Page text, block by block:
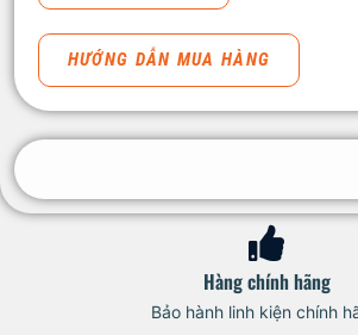
HƯỚNG DẪN MUA HÀNG
Hàng chính hãng
Bảo hành linh kiện chính